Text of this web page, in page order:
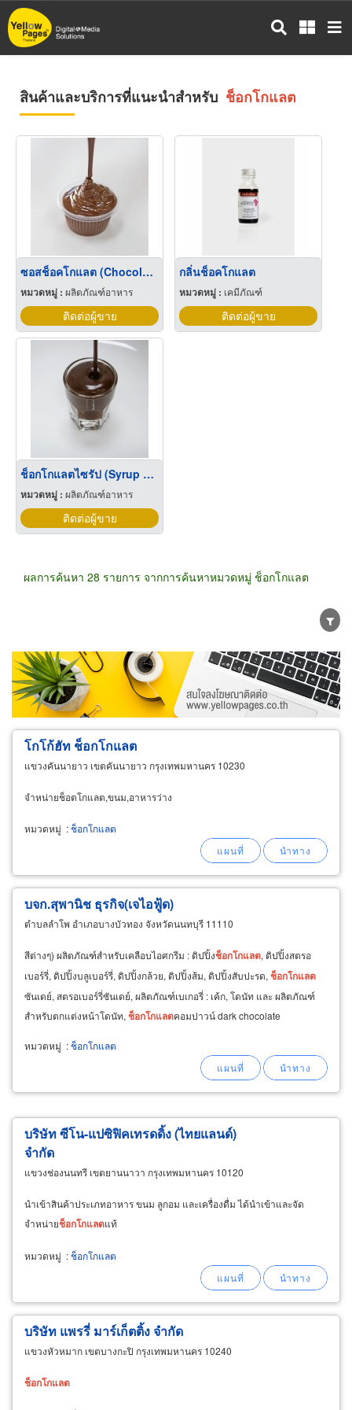
ข้าม
ไป
สินค้าและบริการที่แนะนำสำหรับ ช็อกโกแลต
ซอสช็อคโกแลต (Chocolate)
หมวดหมู่ : ผลิตภัณฑ์อาหาร
ติดต่อผู้ขาย
กลิ่นช็อคโกแลต
หมวดหมู่ : เคมีภัณฑ์
ติดต่อผู้ขาย
ช็อกโกแลตไซรัป (Syrup chocolate flavoured)
หมวดหมู่ : ผลิตภัณฑ์อาหาร
ติดต่อผู้ขาย
ผลการค้นหา 28 รายการ จากการค้นหาหมวดหมู่ ช็อกโกแลต
ขายส่ง ขายปลีก ผู้ผลิต
ตัวแทนจัดจำหน่าย
ผู้ส่งออก/นำเข้า
ธุรกิจบริการ
โกโก้ฮัท ช็อกโกแลต
แขวงคันนายาว เขตคันนายาว กรุงเทพมหานคร 10230
จำหน่ายช็อตโกแลต,ขนม,อาหารว่าง
หมวดหมู่ :ช็อกโกแลต
บจก.สุพานิช ธุรกิจ(เจไอฟู้ด)
ตำบลลำโพ อำเภอบางบัวทอง จังหวัดนนทบุรี 11110
สีต่างๆ) ผลิตภัณฑ์สำหรับเคลือบไอศกรีม : ดิปปิ้งช็อกโกแลต, ดิปปิ้งสตรอ
เบอร์รี่, ดิปปิ้งบลูเบอร์รี่, ดิปปิ้งกล้วย, ดิปปิ้งส้ม, ดิปปิ้งสับปะรด, ช็อกโกแลต
ซันเดย์, สตรอเบอร์รี่ซันเดย์, ผลิตภัณฑ์เบเกอรี่ : เค้ก, โดนัท และ ผลิตภัณฑ์
สำหรับตกแต่งหน้าโดนัท, ช็อกโกแลตคอมปาวน์ dark chocolate
หมวดหมู่ :ช็อกโกแลต
บริษัท ซีโน-แปซิฟิคเทรดดิ้ง (ไทยแลนด์)
จำกัด
แขวงช่องนนทรี เขตยานนาวา กรุงเทพมหานคร 10120
นำเข้าสินค้าประเภทอาหาร ขนม ลูกอม และเครื่องดื่ม ได้นำเข้าและจัด
จำหน่ายช็อกโกแลตแท้
หมวดหมู่ :ช็อกโกแลต
บริษัท แพรรี่ มาร์เก็ตติ้ง จำกัด
แขวงหัวหมาก เขตบางกะปิ กรุงเทพมหานคร 10240
ช็อกโกแลต